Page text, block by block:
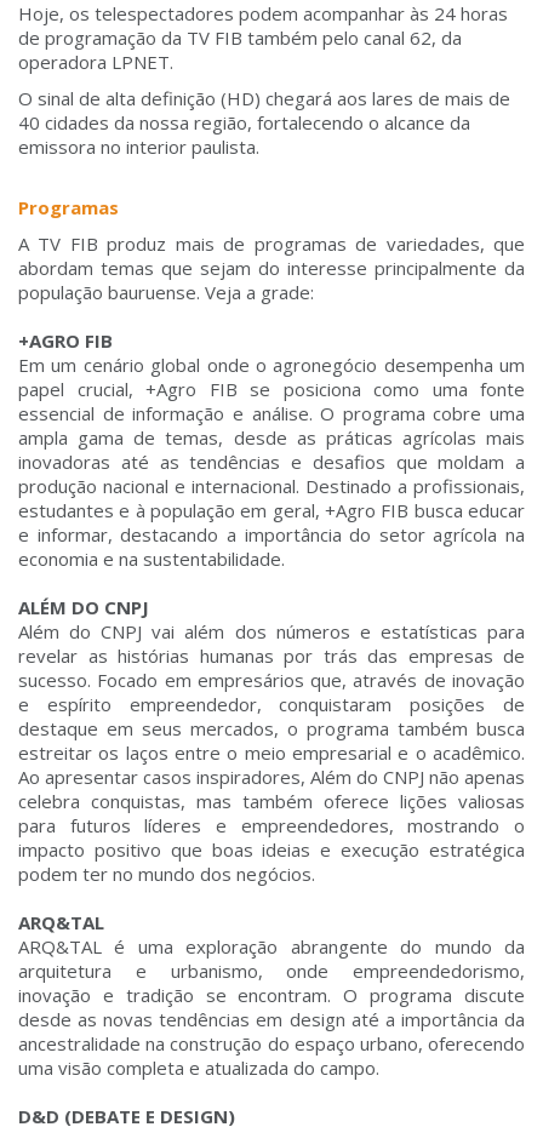
Hoje, os telespectadores podem acompanhar às 24 horas
de programação da TV FIB também pelo canal 62, da
operadora LPNET.
O sinal de alta definição (HD) chegará aos lares de mais de
40 cidades da nossa região, fortalecendo o alcance da
emissora no interior paulista.
Programas
A TV FIB produz mais de programas de variedades, que
abordam temas que sejam do interesse principalmente da
população bauruense. Veja a grade:
+AGRO FIB
Em um cenário global onde o agronegócio desempenha um
papel crucial, +Agro FIB se posiciona como uma fonte
essencial de informação e análise. O programa cobre uma
ampla gama de temas, desde as práticas agrícolas mais
inovadoras até as tendências e desafios que moldam a
produção nacional e internacional. Destinado a profissionais,
estudantes e à população em geral, +Agro FIB busca educar
e informar, destacando a importância do setor agrícola na
economia e na sustentabilidade.
ALÉM DO CNPJ
Além do CNPJ vai além dos números e estatísticas para
revelar as histórias humanas por trás das empresas de
sucesso. Focado em empresários que, através de inovação
e espírito empreendedor, conquistaram posições de
destaque em seus mercados, o programa também busca
estreitar os laços entre o meio empresarial e o acadêmico.
Ao apresentar casos inspiradores, Além do CNPJ não apenas
celebra conquistas, mas também oferece lições valiosas
para futuros líderes e empreendedores, mostrando o
impacto positivo que boas ideias e execução estratégica
podem ter no mundo dos negócios.
ARQ&TAL
ARQ&TAL é uma exploração abrangente do mundo da
arquitetura e urbanismo, onde empreendedorismo,
inovação e tradição se encontram. O programa discute
desde as novas tendências em design até a importância da
ancestralidade na construção do espaço urbano, oferecendo
uma visão completa e atualizada do campo.
D&D (DEBATE E DESIGN)